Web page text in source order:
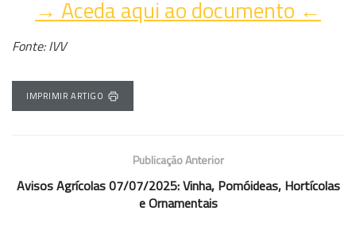
→ Aceda aqui ao documento ←
Fonte: IVV
IMPRIMIR ARTIGO
Publicação Anterior
Avisos Agrícolas 07/07/2025: Vinha, Pomóideas, Hortícolas
e Ornamentais